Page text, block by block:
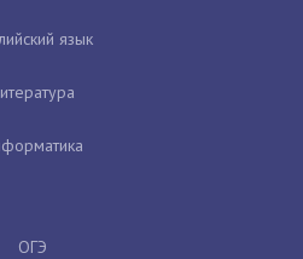
язык
ОГЭ